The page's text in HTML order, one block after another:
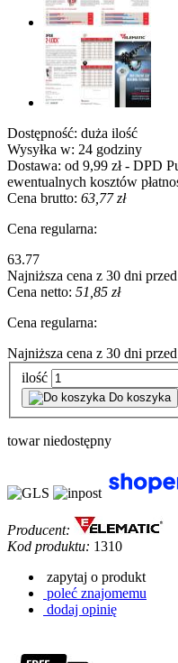
Dostępność: duża ilość
Wysyłka w: 24 godziny
Dostawa: od 9,99 zł - DPD
ewentualnych kosztów
Cena brutto: 63,77 zł
Cena regularna:
63.77
Najniższa cena z 30 dni
Cena netto: 51,85 zł
Cena regularna:
Najniższa cena z 30 dni
ilość
Do koszyka
towar niedostępny
Producent:
Kod produktu: 1310
zapytaj o produkt
poleć znajomemu
dodaj opinię